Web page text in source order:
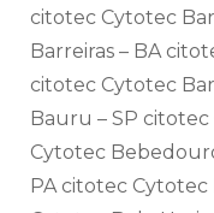
citotec Cytotec
Barreiras – BA
citotec Cytotec
Bauru – SP
Cytotec
PA citotec